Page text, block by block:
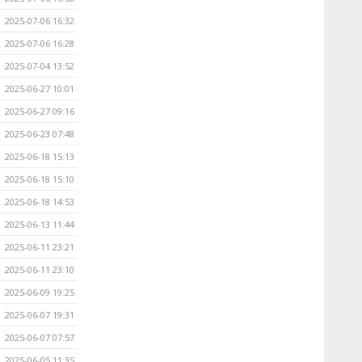
2025-07-06 16:32
2025-07-06 16:28
2025-07-04 13:52
2025-06-27 10:01
2025-06-27 09:16
2025-06-23 07:48
2025-06-18 15:13
2025-06-18 15:10
2025-06-18 14:53
2025-06-13 11:44
2025-06-11 23:21
2025-06-11 23:10
2025-06-09 19:25
2025-06-07 19:31
2025-06-07 07:57